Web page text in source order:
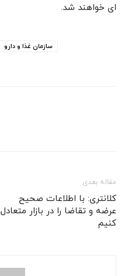
ای خواهند شد.
سازمان غذا و دارو
مقاله بعدی
کلانتری: با اطلاعات صحیح
عرضه و تقاضا را در بازار متعادل
کنیم